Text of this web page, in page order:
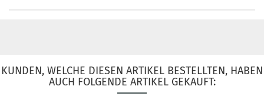
KUNDEN, WELCHE DIESEN ARTIKEL BESTELLTEN, HABEN
AUCH FOLGENDE ARTIKEL GEKAUFT: